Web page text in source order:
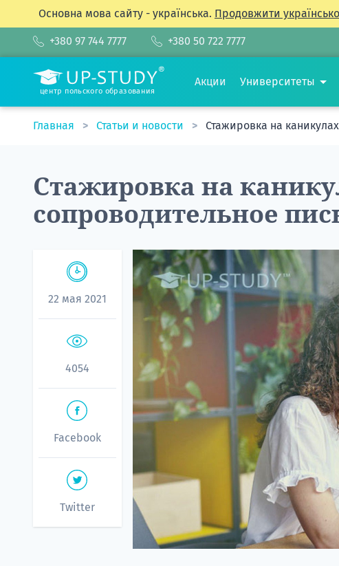
Основна мова сайту - українська. Продовжити
+380 97 744 7777 +380 50 722 7777
центр польского образования
Акции Университеты
Главная Статьи и новости Стажировка на
Стажировка на
сопроводительное
22 мая 2021
4054
Facebook
Twitter